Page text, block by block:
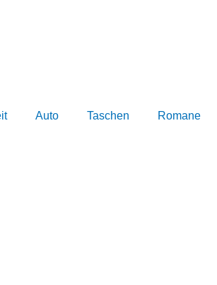
Auto Taschen Romane